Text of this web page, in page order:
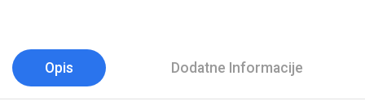
Opis Dodatne Informacije